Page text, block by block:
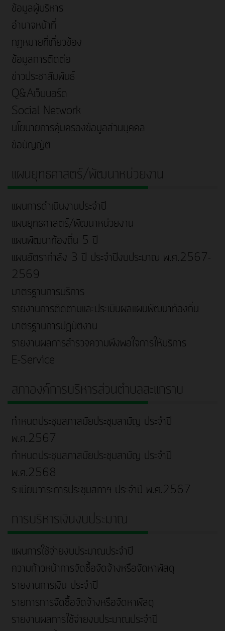
ข้อมูลผู้บริหาร
อำนาจหน้าที่
กฎหมายที่เกี่ยวข้อง
ข้อมูลการติดต่อ
ข่าวประชาสัมพันธ์
Q&Aเว็บบอร์ด
Social Network
นโยบายการคุ้มครองข้อมูลส่วนบุคคล
ข้อบัญญัติ
แผนยุทธศาสตร์/พัฒนาหน่วยงาน
แผนการดำเนินงานประจำปี
แผนยุทธศาสตร์/พัฒนาหน่วยงาน
แผนพัฒนาท้องถิ่น 5 ปี
แผนอัตรากำลัง 3 ปี ประจำปีงบประมาณ พ.ศ.2567-
2569
มาตรฐานการบริการ
รายงานการติดตามและประเมินผลแผนพัฒนาท้องถิ่น
มาตรฐานการปฎิบัติงาน
รายงานผลการสำรวจความพึงพอใจการให้บริการ
E-Service
สภาองค์การบริหารส่วนตำบลสะแกราบ
กำหนดประชุมสภาสมัยประชุมสามัญ ประจำปี
พ.ศ.2567
กำหนดประชุมสภาสมัยประชุมสามัญ ประจำปี
พ.ศ.2568
ระเบียบวาระการประชุมสภาฯ ประจำปี พ.ศ.2567
การบริหารเงินงบประมาณ
แผนการใช้จ่ายงบประมาณประจำปี
ความก้าวหน้าการจัดซื้อจัดจ้างหรือจัดหาพัสดุ
รายงานการเงิน ประจำปี
รายการการจัดซื้อจัดจ้างหรือจัดหาพัสดุ
รายงานผลการใช้จ่ายงบประมาณประจำปี